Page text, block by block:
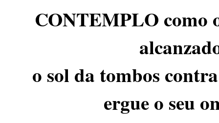
CONTEMPLO como
o sol da tombos
ergue o seu